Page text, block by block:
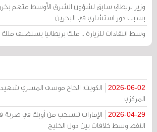
وزير بريطاني سابق لشؤون الشرق الأوسط متهم
بسبب دور استشاري في البحرين
وسط انتقادات للزيارة .. ملك بريطانيا يستضيف
2026-06-02
الكويت: الحاج موسى المسري
المركزي
2026-04-29
الإمارات تنسحب من أوبك في ضربة
النفط وسط خلافات بين دول الخليج